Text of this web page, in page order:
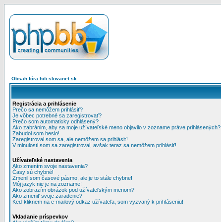
Obsah fóra hifi.slovanet.sk
Registrácia a prihlásenie
Prečo sa nemôžem prihlásiť?
Je vôbec potrebné sa zaregistrovať?
Prečo som automaticky odhlásený?
Ako zabránim, aby sa moje užívateľské meno objavilo v zozname práve prihlásených?
Zabudol som heslo!
Zaregistroval som sa, ale nemôžem sa prihlásiť!
V minulosti som sa zaregistroval, avšak teraz sa nemôžem prihlásiť!
Užívateľské nastavenia
Ako zmením svoje nastavenia?
Časy sú chybné!
Zmenil som časové pásmo, ale je to stále chybne!
Môj jazyk nie je na zozname!
Ako zobrazím obrázok pod užívateľským menom?
Ako zmeniť svoje zaradenie?
Keď kliknem na e-mailový odkaz užívateľa, som vyzvaný k prihláseniu!
Vkladanie príspevkov